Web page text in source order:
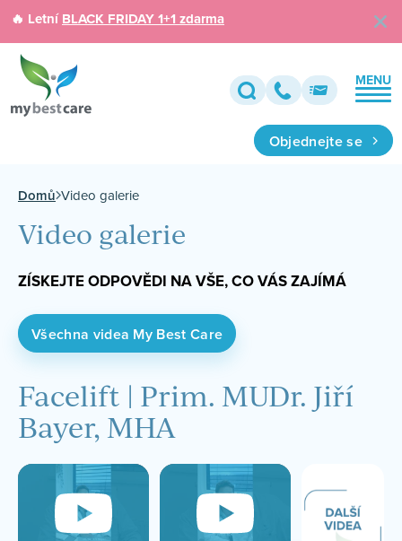
🔥 LetníBLACK FRIDAY 1+1 zdarma
Objednejte se
MENU
Domů Video galerie
Video galerie
ZÍSKEJTE ODPOVĚDI NA VŠE, CO VÁS ZAJÍMÁ
Všechna videa My Best Care
Facelift | Prim. MUDr. Jiří
Bayer, MHA